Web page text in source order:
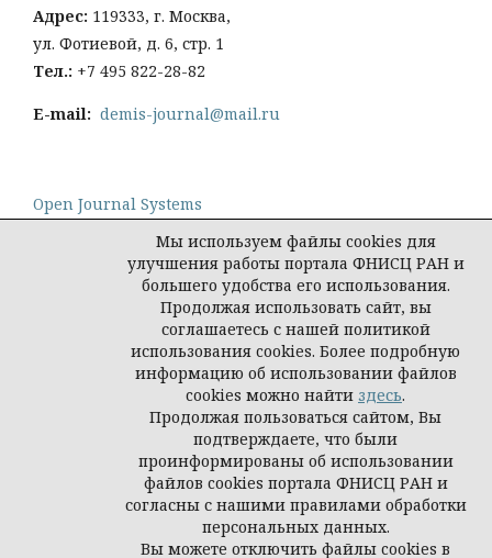
Адрес: 119333, г. Москва,
ул. Фотиевой, д. 6, стр. 1
Тел.: +7 495 822-28-82
E-mail: demis-journal@mail.ru
Open Journal Systems
Политика конфиденциальности персональных
© Демис. Демографические исследования, 2026
Мы используем файлы cookies для
улучшения работы портала ФНИСЦ РАН и
большего удобства его использования.
Продолжая использовать сайт, вы
соглашаетесь с нашей политикой
использования cookies. Более подробную
информацию об использовании файлов
cookies можно найти здесь.
Продолжая пользоваться сайтом, Вы
подтверждаете, что были
проинформированы об использовании
файлов cookies портала ФНИСЦ РАН и
согласны с нашими правилами обработки
персональных данных.
Вы можете отключить файлы cookies в